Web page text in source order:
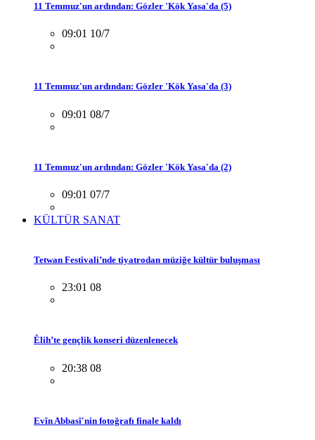
11 Temmuz'un ardından: Gözler 'Kök Yasa'da (5)
09:01 10/7
11 Temmuz'un ardından: Gözler 'Kök Yasa'da (3)
09:01 08/7
11 Temmuz'un ardından: Gözler 'Kök Yasa'da (2)
09:01 07/7
KÜLTÜR SANAT
Tetwan Festivali’nde tiyatrodan müziğe kültür buluşması
23:01 08
Êlih’te gençlik konseri düzenlenecek
20:38 08
Evîn Abbasî'nin fotoğrafı finale kaldı